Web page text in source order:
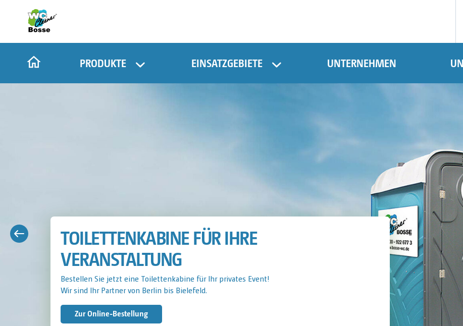
PRODUKTE EINSATZGEBIETE UNTERNEHMEN
TOILETTENKABINE FÜR IHRE BAUSTELLE
Bestellen Sie jetzt eine Toilettenkabine für Ihre Baustelle!
Wir sind Ihr Partner von Berlin bis Bielefeld.
Jetzt Anfragen